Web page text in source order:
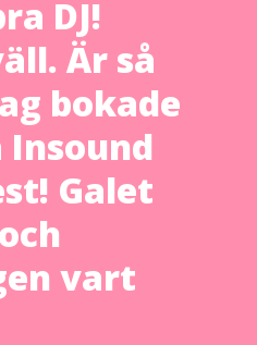
DJ!
Är så
bokade
Insound
Galet
vart